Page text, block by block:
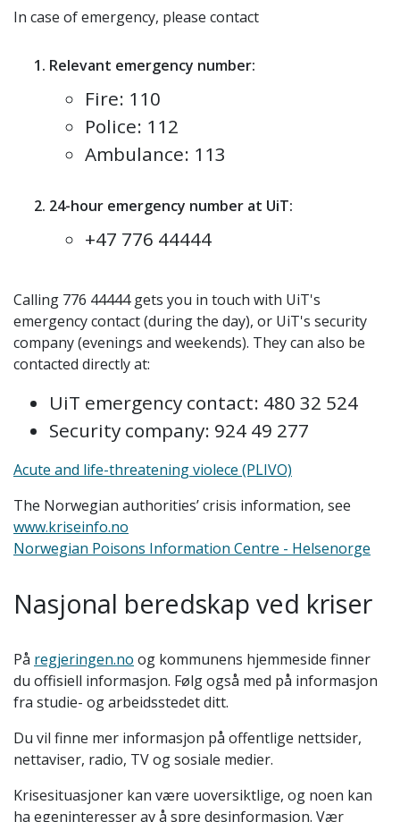
In case of emergency, please contact
Relevant emergency number:
Fire: 110
Police: 112
Ambulance: 113
24-hour emergency number at UiT:
+47 776 44444
Calling 776 44444 gets you in touch with UiT's
emergency contact (during the day), or UiT's security
company (evenings and weekends). They can also be
contacted directly at:
UiT emergency contact: 480 32 524
Security company: 924 49 277
Acute and life-threatening violece (PLIVO)
The Norwegian authorities’ crisis information, see
www.kriseinfo.no
Norwegian Poisons Information Centre - Helsenorge
Nasjonal beredskap ved kriser
På regjeringen.no og kommunens hjemmeside finner
du offisiell informasjon. Følg også med på informasjon
fra studie- og arbeidsstedet ditt.
Du vil finne mer informasjon på offentlige nettsider,
nettaviser, radio, TV og sosiale medier.
Krisesituasjoner kan være uoversiktlige, og noen kan
ha egeninteresser av å spre desinformasjon. Vær